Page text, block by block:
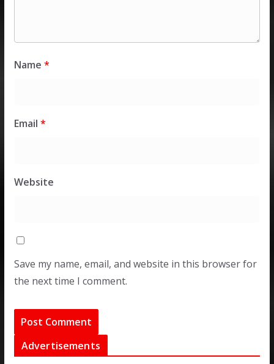
Name *
Email *
Website
Save my name, email, and website in this browser for
the next time I comment.
Advertisements